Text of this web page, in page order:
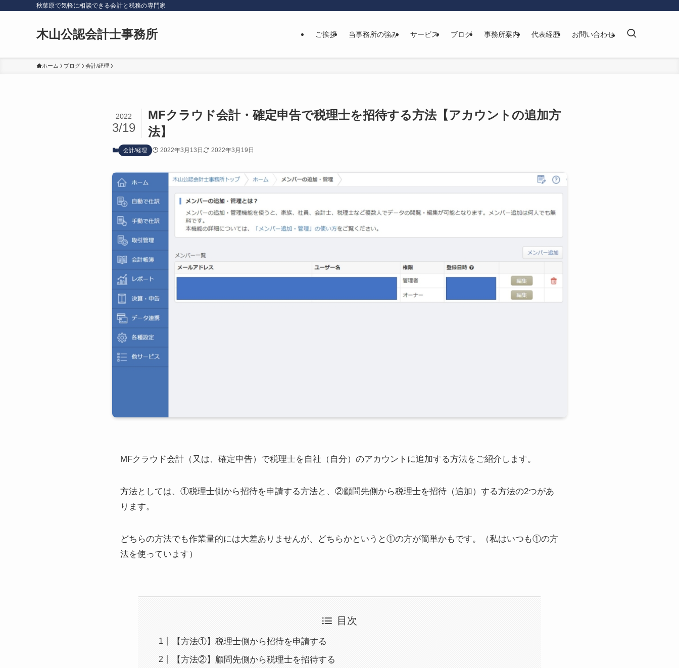
秋葉原で気軽に相談できる会計と税務の専門家
木山公認会計士事務所 ご挨拶 当事務所の強み サービス ブログ 事務所案内 代表経歴 お問い合わせ
ホーム ブログ 会計/経理
MFクラウド会計・確定申告で税理士を招待する方法【アカウントの追加方
法】
2022
3/19
会計/経理 2022年3月13日 2022年3月19日
MFクラウド会計（又は、確定申告）で税理士を自社（自分）のアカウントに追加する方法をご紹介します。
方法としては、①税理士側から招待を申請する方法と、②顧問先側から税理士を招待（追加）する方法の2つがあ
ります。
どちらの方法でも作業量的には大差ありませんが、どちらかというと①の方が簡単かもです。（私はいつも①の方
法を使っています）
目次
【方法①】税理士側から招待を申請する
【方法②】顧問先側から税理士を招待する